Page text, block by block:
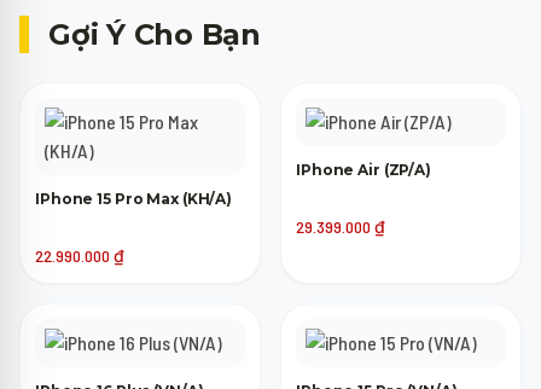
Gợi Ý Cho Bạn
IPhone 15 Pro Max (KH/A)
22.990.000 ₫
IPhone Air (ZP/A)
29.399.000 ₫